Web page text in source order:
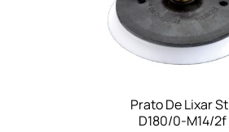
Prato De Lixar
D180/0-M14/2f